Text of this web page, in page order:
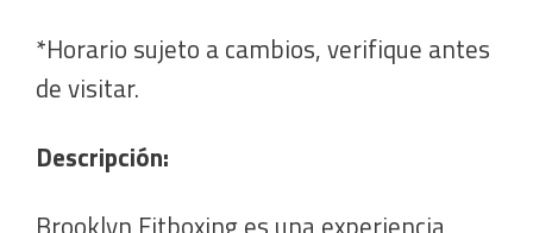
*Horario sujeto a cambios, verifique antes
de visitar.
Descripción: